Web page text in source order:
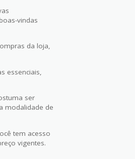
vindas
da loja,
essenciais,
ser
modalidade de
tem acesso
vigentes.